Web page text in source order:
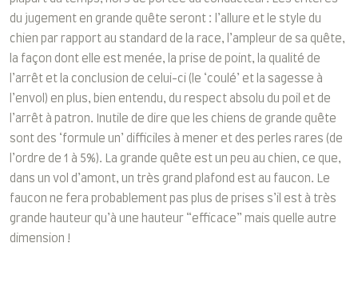
du jugement en grande quête seront : l’allure et le style du
chien par rapport au standard de la race, l’ampleur de sa quête,
la façon dont elle est menée, la prise de point, la qualité de
l’arrêt et la conclusion de celui-ci (le ‘coulé’ et la sagesse à
l’envol) en plus, bien entendu, du respect absolu du poil et de
l’arrêt à patron. Inutile de dire que les chiens de grande quête
sont des ‘formule un’ difficiles à mener et des perles rares (de
l’ordre de 1 à 5%). La grande quête est un peu au chien, ce que,
dans un vol d’amont, un très grand plafond est au faucon. Le
faucon ne fera probablement pas plus de prises s’il est à très
grande hauteur qu’à une hauteur “efficace” mais quelle autre
dimension !